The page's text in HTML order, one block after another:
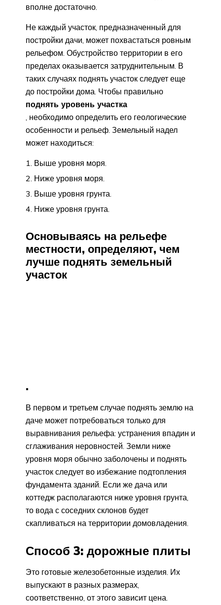
вполне достаточно.
Не каждый участок, предназначенный для
постройки дачи, может похвастаться ровным
рельефом. Обустройство территории в его
пределах оказывается затруднительным. В
таких случаях поднять участок следует еще
до постройки дома. Чтобы правильно
поднять уровень участка
, необходимо определить его геологические
особенности и рельеф. Земельный надел
может находиться:
Выше уровня моря.
Ниже уровня моря.
Выше уровня грунта.
Ниже уровня грунта.
Основываясь на рельефе
местности, определяют, чем
лучше поднять земельный
участок
.
В первом и третьем случае поднять землю на
даче может потребоваться только для
выравнивания рельефа: устранения впадин и
сглаживания неровностей. Земли ниже
уровня моря обычно заболочены и поднять
участок следует во избежание подтопления
фундамента зданий. Если же дача или
коттедж располагаются ниже уровня грунта,
то вода с соседних склонов будет
скапливаться на территории домовладения.
Способ 3: дорожные плиты
Это готовые железобетонные изделия. Их
выпускают в разных размерах,
соответственно, от этого зависит цена.